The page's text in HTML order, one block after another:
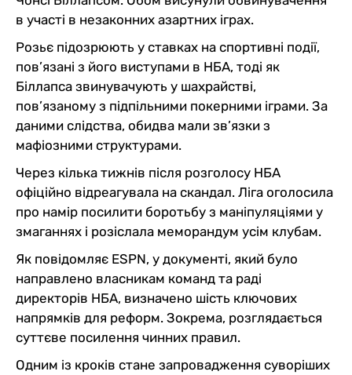
в участі в незаконних азартних іграх.
Розьє підозрюють у ставках на спортивні події,
пов’язані з його виступами в НБА, тоді як
Біллапса звинувачують у шахрайстві,
пов’язаному з підпільними покерними іграми. За
даними слідства, обидва мали зв’язки з
мафіозними структурами.
Через кілька тижнів після розголосу НБА
офіційно відреагувала на скандал. Ліга оголосила
про намір посилити боротьбу з маніпуляціями у
змаганнях і розіслала меморандум усім клубам.
Як повідомляє ESPN, у документі, який було
направлено власникам команд та раді
директорів НБА, визначено шість ключових
напрямків для реформ. Зокрема, розглядається
суттєве посилення чинних правил.
Одним із кроків стане запровадження суворіших